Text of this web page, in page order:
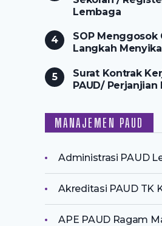
Lembaga
SOP Menggosok
Langkah
Surat Kontrak
PAUD/
MANAJEMEN PAUD
Administrasi PAUD
Akreditasi PAUD TK
APE PAUD Ragam